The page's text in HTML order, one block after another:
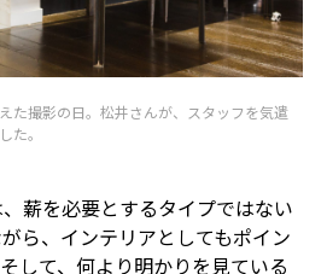
た撮影の日。松井さんが、スタッフを気遣
た。
薪を必要とするタイプではない
ら、インテリアとしてもポイン
して、何より明かりを見ている